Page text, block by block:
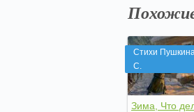
Стихи
С.
Зима, Что